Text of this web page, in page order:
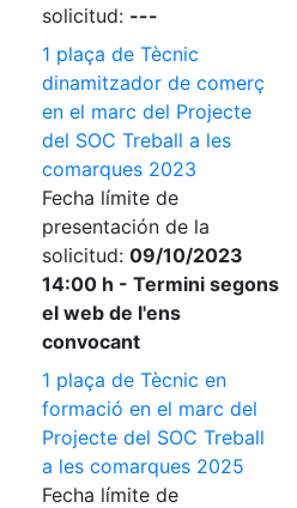
solicitud: ---
1 plaça de Tècnic
dinamitzador de comerç
en el marc del Projecte
del SOC Treball a les
comarques 2023
Fecha límite de
presentación de la
solicitud: 09/10/2023
14:00 h - Termini segons
el web de l'ens
convocant
1 plaça de Tècnic en
formació en el marc del
Projecte del SOC Treball
a les comarques 2025
Fecha límite de